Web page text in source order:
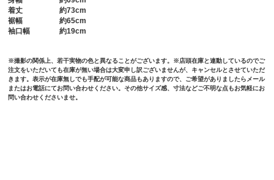
着丈 約73cm
裾幅 約65cm
袖口幅 約19cm
※撮影の関係上、若干実物の色と異なることがございます。※店頭在庫と連動しているのでご
注文をいただいても在庫が無い場合は大変申し訳ございませんが、キャンセルとさせていただ
きます。表示が在庫無しでも手配が可能な商品もありますので、ご希望がありましたらメール
またはお電話にてお問い合わせください。その他サイズ感、寸法などご不明な点もお気軽にお
問い合わせくださいませ。